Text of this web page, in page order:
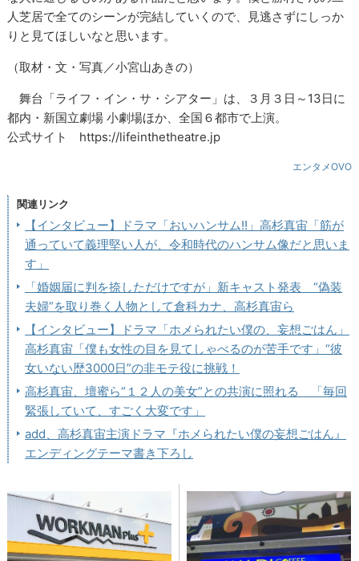
人芝居で全てのシーンが完結していくので、見逃さずにしっか
りと見てほしいなと思います。
（取材・文・写真／小宮山あきの）
舞台「ライフ・イン・サ・シアター」は、３月３日～13日に
都内・新国立劇場 小劇場ほか、全国６都市で上演。
公式サイト https://lifeinthetheatre.jp
エンタメOVO
関連リンク
【インタビュー】ドラマ「おいハンサム!!」高杉真宙「筋が
通っていて義理堅い人が、令和時代のハンサム像だと思いま
す」
「婚姻届に判を捺しただけですが」新キャスト発表 “偽装
夫婦”を取り巻く人物として倉科カナ、高杉真宙ら
【インタビュー】ドラマ「ホメられたい僕の、妄想ごはん」
高杉真宙「僕も女性の目を見てしゃべるのが苦手です」“彼
女いない歴3000日”の非モテ役に挑戦！
高杉真宙、壇蜜ら“１２人の美女”との共演に照れる 「毎回
緊張していて、すごく大変です」
add、高杉真宙主演ドラマ『ホメられたい僕の妄想ごはん』
エンディングテーマ書き下ろし